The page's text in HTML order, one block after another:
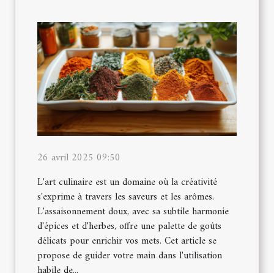
26 avril 2025 09:50
L'art culinaire est un domaine où la créativité
s'exprime à travers les saveurs et les arômes.
L'assaisonnement doux, avec sa subtile harmonie
d'épices et d'herbes, offre une palette de goûts
délicats pour enrichir vos mets. Cet article se
propose de guider votre main dans l'utilisation